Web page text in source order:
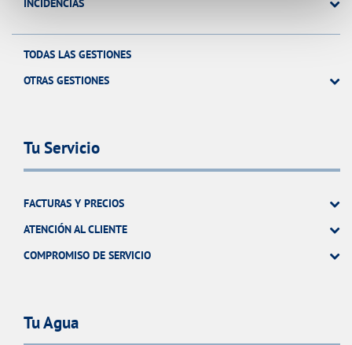
INCIDENCIAS
TODAS LAS GESTIONES
OTRAS GESTIONES
Tu Servicio
FACTURAS Y PRECIOS
ATENCIÓN AL CLIENTE
COMPROMISO DE SERVICIO
Tu Agua